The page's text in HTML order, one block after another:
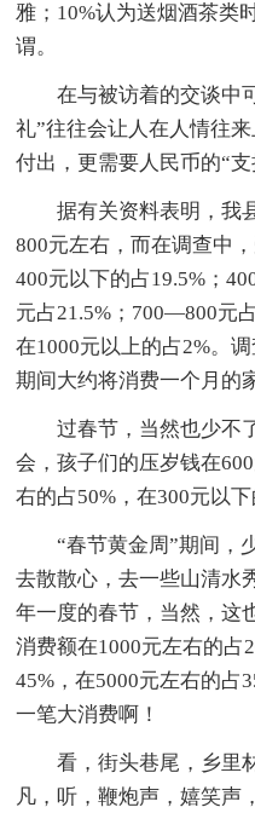
雅；10%认为送烟酒茶类
谓。
在与被访着的交谈中
礼”往往会让人在人情往
付出，更需要人民币的“支
据有关资料表明，我
800元左右，而在调查中
400元以下的占19.5%；
元占21.5%；700—800元
在1000元以上的占2%。
期间大约将消费一个月的
过春节，当然也少不
会，孩子们的压岁钱在
右的占50%，在300元以下
“春节黄金周”期间，
去散散心，去一些山清水
年一度的春节，当然，这
消费额在1000元左右的占
45%，在5000元左右的占
一笔大消费啊！
看，街头巷尾，乡里
凡，听，鞭炮声，嬉笑声